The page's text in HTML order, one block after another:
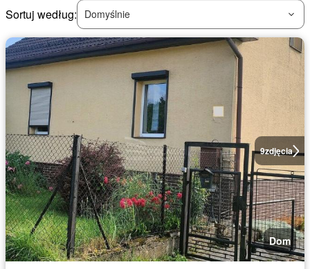
Sortuj według:
Domyślnie
9zdjęcia
Dom